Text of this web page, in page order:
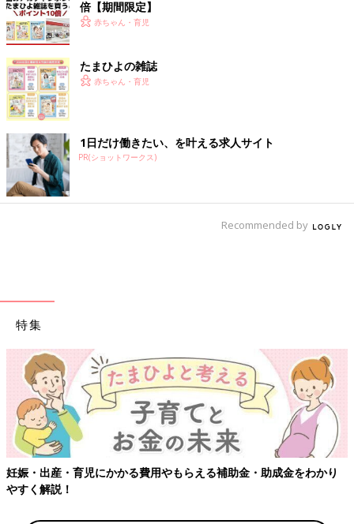
倍【期間限定】
赤ちゃん・育児
たまひよの雑誌
赤ちゃん・育児
1日だけ働きたい、を叶える求人サイト
PR(ショットワークス)
Recommended by
特集
妊娠・出産・育児にかかる費用やもらえる補助金・助成金をわかり
やすく解説！